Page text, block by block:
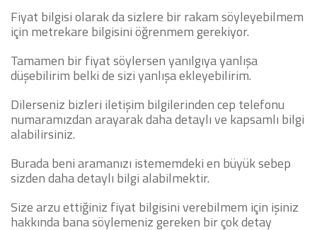
Fiyat bilgisi olarak da sizlere bir rakam söyleyebilmem
için metrekare bilgisini öğrenmem gerekiyor.
Tamamen bir fiyat söylersen yanılgıya yanlışa
düşebilirim belki de sizi yanlışa ekleyebilirim.
Dilerseniz bizleri iletişim bilgilerinden cep telefonu
numaramızdan arayarak daha detaylı ve kapsamlı bilgi
alabilirsiniz.
Burada beni aramanızı istememdeki en büyük sebep
sizden daha detaylı bilgi alabilmektir.
Size arzu ettiğiniz fiyat bilgisini verebilmem için işiniz
hakkında bana söylemeniz gereken bir çok detay